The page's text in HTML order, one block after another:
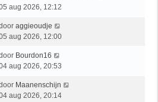
aug 2026, 12:12
aggieoudje
aug 2026, 12:00
Bourdon16
aug 2026, 20:53
Maanenschijn
aug 2026, 20:14